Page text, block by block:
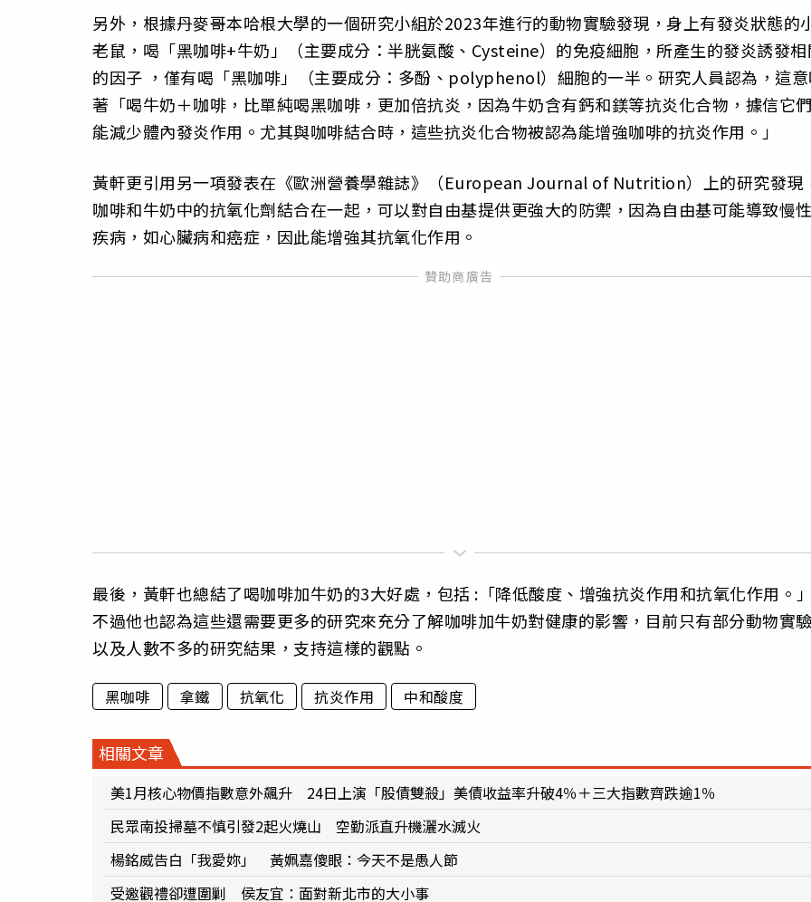
另外，根據丹麥哥本哈根大學的一個研究小組於2023年進行的動物實驗發現，身上有發炎狀態的
老鼠，喝「黑咖啡+牛奶」（主要成分：半胱氨酸、Cysteine）的免疫細胞，所產生的發炎誘發
的因子 ，僅有喝「黑咖啡」（主要成分：多酚、polyphenol）細胞的一半。研究人員認為，這
著「喝牛奶＋咖啡，比單純喝黑咖啡，更加倍抗炎，因為牛奶含有鈣和鎂等抗炎化合物，據信它
能減少體內發炎作用。尤其與咖啡結合時，這些抗炎化合物被認為能增強咖啡的抗炎作用。」
黃軒更引用另一項發表在《歐洲營養學雜誌》（European Journal of Nutrition）上的研究發現
咖啡和牛奶中的抗氧化劑結合在一起，可以對自由基提供更強大的防禦，因為自由基可能導致慢
疾病，如心臟病和癌症，因此能增強其抗氧化作用。
最後，黃軒也總結了喝咖啡加牛奶的3大好處，包括 :「降低酸度、增強抗炎作用和抗氧化作用。
不過他也認為這些還需要更多的研究來充分了解咖啡加牛奶對健康的影響，目前只有部分動物實
以及人數不多的研究結果，支持這樣的觀點。
黑咖啡 拿鐵 抗氧化 抗炎作用 中和酸度
相關文章
美1月核心物價指數意外飆升 24日上演「股債雙殺」美債收益率升破4％＋三大指數齊跌逾1％
民眾南投掃墓不慎引發2起火燒山 空勤派直升機灑水滅火
楊銘威告白「我愛妳」 黃姵嘉傻眼：今天不是愚人節
受邀觀禮卻遭圍剿 侯友宜：面對新北市的大小事